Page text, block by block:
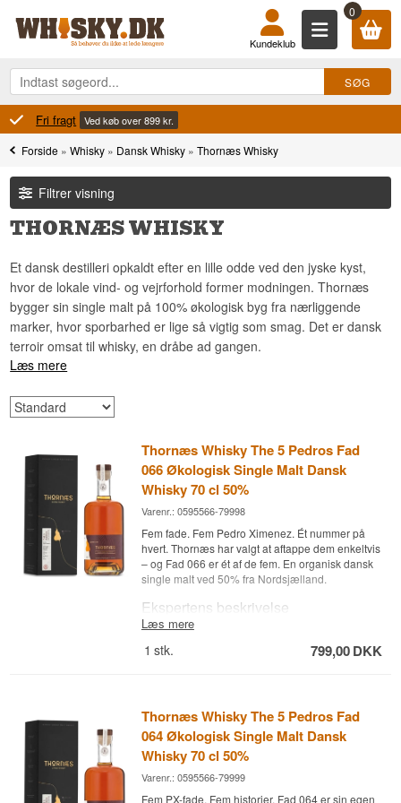
0
Kundeklub
kr.
Forside »Whisky » Dansk Whisky »Thornæs Whisky
Filtrer visning
THORNÆS WHISKY
Et dansk destilleri opkaldt efter en lille odde ved den jyske kyst,
hvor de lokale vind- og vejrforhold former modningen. Thornæs
bygger sin single malt på 100% økologisk byg fra nærliggende
marker, hvor sporbarhed er lige så vigtig som smag. Det er dansk
terroir omsat til whisky, en dråbe ad gangen.
Læs mere
Thornæs Whisky The 5 Pedros Fad
066 Økologisk Single Malt Dansk
Whisky 70 cl 50%
Varenr.: 0595566-79998
Fem fade. Fem Pedro Ximenez. Ét nummer på
hvert. Thornæs har valgt at aftappe dem enkeltvis
– og Fad 066 er ét af de fem. En organisk dansk
single malt ved 50% fra Nordsjælland.
Ekspertens beskrivelse
Dansk Single Malt Whisky aftappet ved 50% fra
smagsforskellene fra fad til fad står klart. Fad 066
er det individuelle fad med sit unikke aftryk af PX-
sherrys karakteristiske sødme: rosiner, mørk
chokolade og tørret frugt. Den er aftappet uden
fortynding ved 50% og kommer fra Thornæs
Læs mere
1 stk. 799,00DKK
Thornæs Whisky The 5 Pedros Fad
064 Økologisk Single Malt Dansk
Whisky 70 cl 50%
Varenr.: 0595566-79999
Fem PX-fade. Fem historier. Fad 064 er sin egen